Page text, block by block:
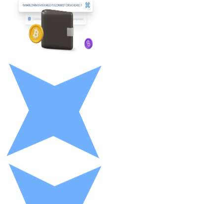
LTC
XRP